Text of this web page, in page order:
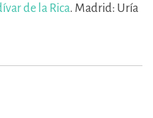
de la Rica. Madrid: Uría